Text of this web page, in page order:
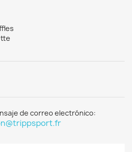
de correo electrónico: